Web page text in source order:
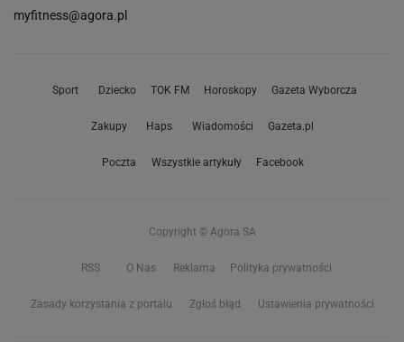
myfitness@agora.pl
Sport Dziecko TOK FM Horoskopy Gazeta Wyborcza
Zakupy Haps Wiadomości Gazeta.pl
Poczta Wszystkie artykuły Facebook
Copyright © Agora SA
RSS O Nas Reklama Polityka prywatności
Zasady korzystania z portalu Zgłoś błąd Ustawienia prywatności